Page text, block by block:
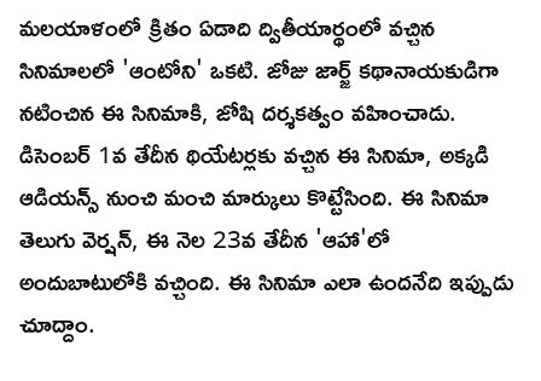
మలయాళంలో క్రితం ఏడాది ద్వితీయార్థంలో వచ్చిన
సినిమాలలో 'ఆంటోని' ఒకటి. జోజు జార్జ్ కథానాయకుడిగా
నటించిన ఈ సినిమాకి, జోషి దర్శకత్వం వహించాడు.
డిసెంబర్ 1వ తేదీన థియేటర్లకు వచ్చిన ఈ సినిమా, అక్కడి
ఆడియన్స్ నుంచి మంచి మార్కులు కొట్టేసింది. ఈ సినిమా
తెలుగు వెర్షన్, ఈ నెల 23వ తేదీన 'ఆహా'లో
అందుబాటులోకి వచ్చింది. ఈ సినిమా ఎలా ఉందనేది ఇప్పుడు
చూద్దాం.